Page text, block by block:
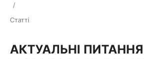
/
Статті
АКТУАЛЬНІ